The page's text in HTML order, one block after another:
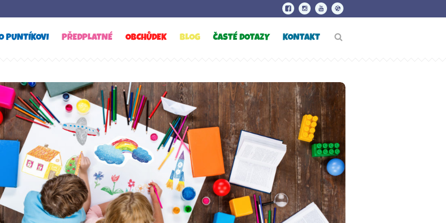
PUNTÍKOVI PŘEDPLATNÉ OBCHŮDEK BLOG ČASTÉ DOTAZY KONTAKT